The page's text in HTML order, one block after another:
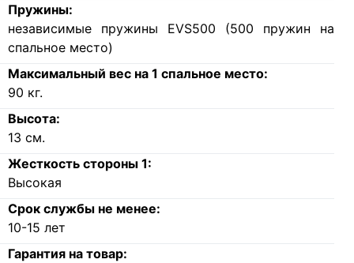
Пружины:
независимые пружины EVS500 (500 пружин на
спальное место)
Максимальный вес на 1 спальное место:
90 кг.
Высота:
13 см.
Жесткость стороны 1:
Высокая
Срок службы не менее:
10-15 лет
Гарантия на товар: